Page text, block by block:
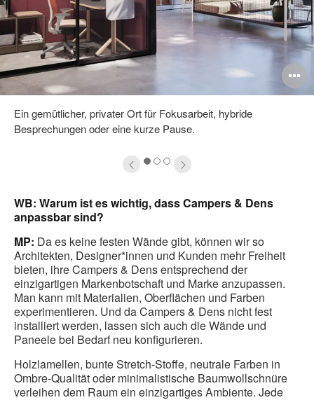
Ein gemütlicher, privater Ort für Fokusarbeit, hybride
Besprechungen oder eine kurze Pause.
123
WB: Warum ist es wichtig, dass Campers & Dens
anpassbar sind?
MP: Da es keine festen Wände gibt, können wir so
Architekten, Designer*innen und Kunden mehr Freiheit
bieten, ihre Campers & Dens entsprechend der
einzigartigen Markenbotschaft und Marke anzupassen.
Man kann mit Materialien, Oberflächen und Farben
experimentieren. Und da Campers & Dens nicht fest
installiert werden, lassen sich auch die Wände und
Paneele bei Bedarf neu konfigurieren.
Holzlamellen, bunte Stretch-Stoffe, neutrale Farben in
Ombre-Qualität oder minimalistische Baumwollschnüre
verleihen dem Raum ein einzigartiges Ambiente. Jede